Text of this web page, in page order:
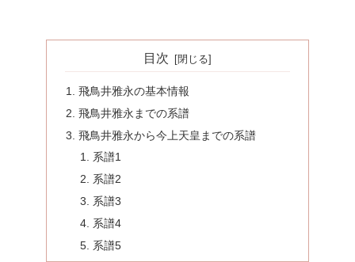
目次
飛鳥井雅永の基本情報
飛鳥井雅永までの系譜
飛鳥井雅永から今上天皇までの系譜
系譜1
系譜2
系譜3
系譜4
系譜5